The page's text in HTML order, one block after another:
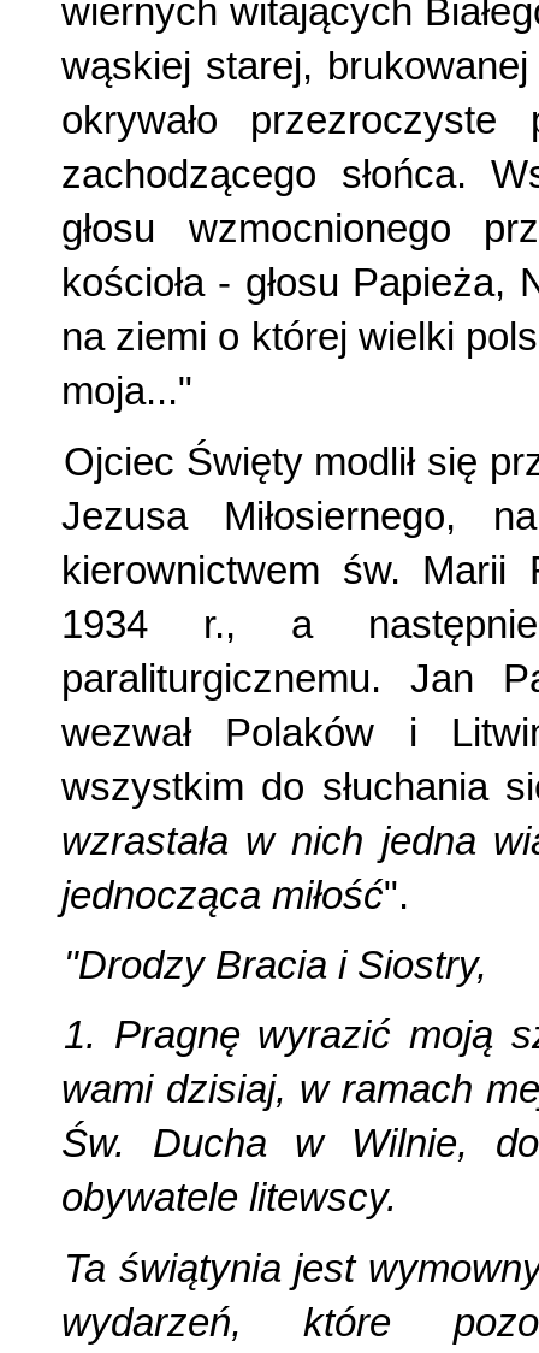
wiernych witających
wąskiej starej,
okrywało
zachodzącego słońca.
głosu wzmocnionego
kościoła - głosu
na ziemi o której wielki
moja..."
Ojciec Święty modlił się
Jezusa Miłosiernego,
kierownictwem św.
1934 r., a następnie
paraliturgicznemu. Jan
wezwał Polaków i
wszystkim do słuchania
wzrastała w nich jedna
jednocząca miłość".
"Drodzy Bracia i Siostry,
1. Pragnę wyrazić moją
wami dzisiaj, w ramach
Św. Ducha w Wilnie,
obywatele litewscy.
Ta świątynia jest
wydarzeń, które